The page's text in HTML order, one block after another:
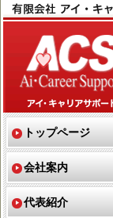
トップページ
会社案内
代表紹介